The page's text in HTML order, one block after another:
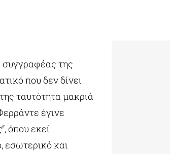
συγγραφέας της
που δεν δίνει
ταυτότητα μακριά
έγινε
“, όπου εκεί
εσωτερικό και